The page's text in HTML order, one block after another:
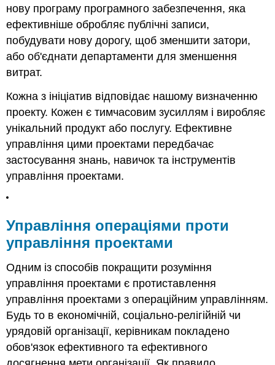
нову програму програмного забезпечення, яка
ефективніше обробляє публічні записи,
побудувати нову дорогу, щоб зменшити затори,
або об'єднати департаменти для зменшення
витрат.
Кожна з ініціатив відповідає нашому визначенню
проекту. Кожен є тимчасовим зусиллям і виробляє
унікальний продукт або послугу. Ефективне
управління цими проектами передбачає
застосування знань, навичок та інструментів
управління проектами.
Управління операціями проти
управління проектами
Одним із способів покращити розуміння
управління проектами є протиставлення
управління проектами з операційним управлінням.
Будь то в економічній, соціально-релігійній чи
урядовій організації, керівникам покладено
обов'язок ефективного та ефективного